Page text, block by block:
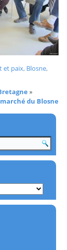
et paix, Blosne,
»
du Blosne